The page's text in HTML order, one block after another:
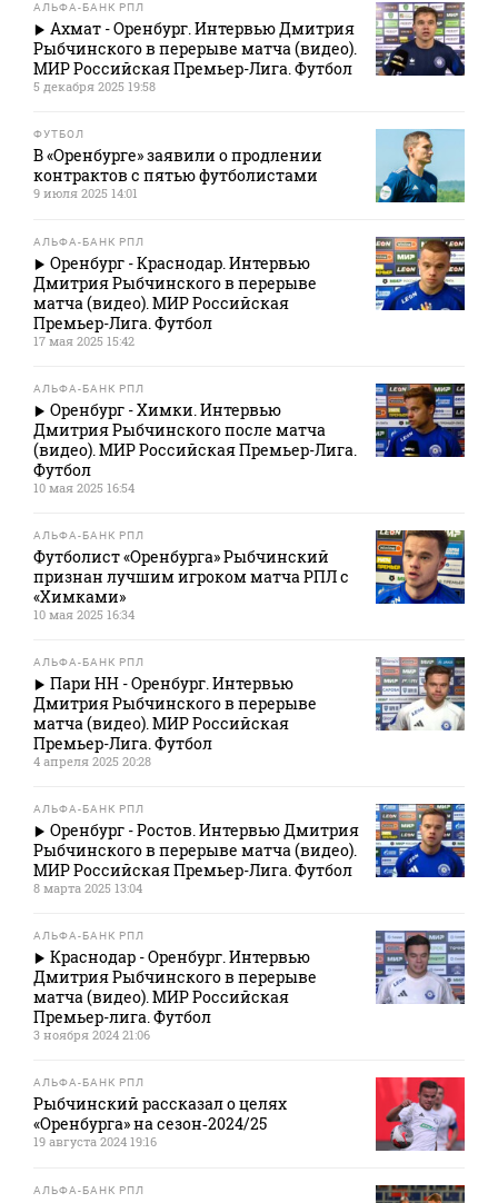
АЛЬФА-БАНК РПЛ
Ахмат - Оренбург. Интервью Дмитрия
Рыбчинского в перерыве матча (видео).
МИР Российская Премьер-Лига. Футбол
5 декабря 2025 19:58
ФУТБОЛ
В «Оренбурге» заявили о продлении
контрактов с пятью футболистами
9 июля 2025 14:01
АЛЬФА-БАНК РПЛ
Оренбург - Краснодар. Интервью
Дмитрия Рыбчинского в перерыве
матча (видео). МИР Российская
Премьер-Лига. Футбол
17 мая 2025 15:42
АЛЬФА-БАНК РПЛ
Оренбург - Химки. Интервью
Дмитрия Рыбчинского после матча
(видео). МИР Российская Премьер-Лига.
Футбол
10 мая 2025 16:54
АЛЬФА-БАНК РПЛ
Футболист «Оренбурга» Рыбчинский
признан лучшим игроком матча РПЛ с
«Химками»
10 мая 2025 16:34
АЛЬФА-БАНК РПЛ
Пари НН - Оренбург. Интервью
Дмитрия Рыбчинского в перерыве
матча (видео). МИР Российская
Премьер-Лига. Футбол
4 апреля 2025 20:28
АЛЬФА-БАНК РПЛ
Оренбург - Ростов. Интервью Дмитрия
Рыбчинского в перерыве матча (видео).
МИР Российская Премьер-Лига. Футбол
8 марта 2025 13:04
АЛЬФА-БАНК РПЛ
Краснодар - Оренбург. Интервью
Дмитрия Рыбчинского в перерыве
матча (видео). МИР Российская
Премьер-лига. Футбол
3 ноября 2024 21:06
АЛЬФА-БАНК РПЛ
Рыбчинский рассказал о целях
«Оренбурга» на сезон‑2024/25
19 августа 2024 19:16
АЛЬФА-БАНК РПЛ